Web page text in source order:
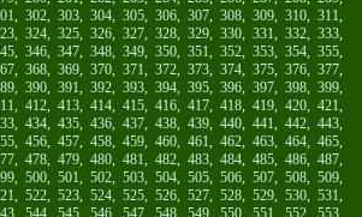
, 302, 303, 304, 305, 306, 307, 308, 309, 310, 311,
, 324, 325, 326, 327, 328, 329, 330, 331, 332, 333,
, 346, 347, 348, 349, 350, 351, 352, 353, 354, 355,
, 368, 369, 370, 371, 372, 373, 374, 375, 376, 377,
, 390, 391, 392, 393, 394, 395, 396, 397, 398, 399,
, 412, 413, 414, 415, 416, 417, 418, 419, 420, 421,
, 434, 435, 436, 437, 438, 439, 440, 441, 442, 443,
, 456, 457, 458, 459, 460, 461, 462, 463, 464, 465,
, 478, 479, 480, 481, 482, 483, 484, 485, 486, 487,
, 500, 501, 502, 503, 504, 505, 506, 507, 508, 509,
, 522, 523, 524, 525, 526, 527, 528, 529, 530, 531,
, 544, 545, 546, 547, 548, 549, 550, 551 552, 553,